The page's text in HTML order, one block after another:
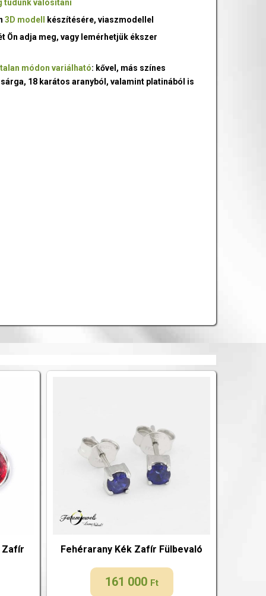
tudunk valósítani
3D modell
készítésére, viaszmodellel
Ön adja meg, vagy lemérhetjük ékszer
módon variálható: kővel, más színes
18 karátos aranyból, valamint platinából is
Zafír
Fehérarany Kék Zafír Fülbevaló
161 000 Ft